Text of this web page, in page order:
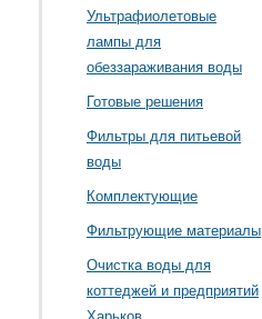
Ультрафиолетовые
лампы для
обеззараживания воды
Готовые решения
Фильтры для питьевой
воды
Комплектующие
Фильтрующие материалы
Очистка воды для
коттеджей и предприятий